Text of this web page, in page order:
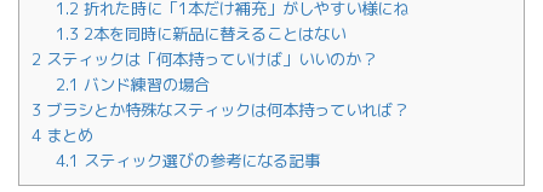
1.2 折れた時に「1本だけ補充」がしやすい様にね
1.3 2本を同時に新品に替えることはない
2 スティックは「何本持っていけば」いいのか？
2.1 バンド練習の場合
3 ブラシとか特殊なスティックは何本持っていれば？
4 まとめ
4.1 スティック選びの参考になる記事